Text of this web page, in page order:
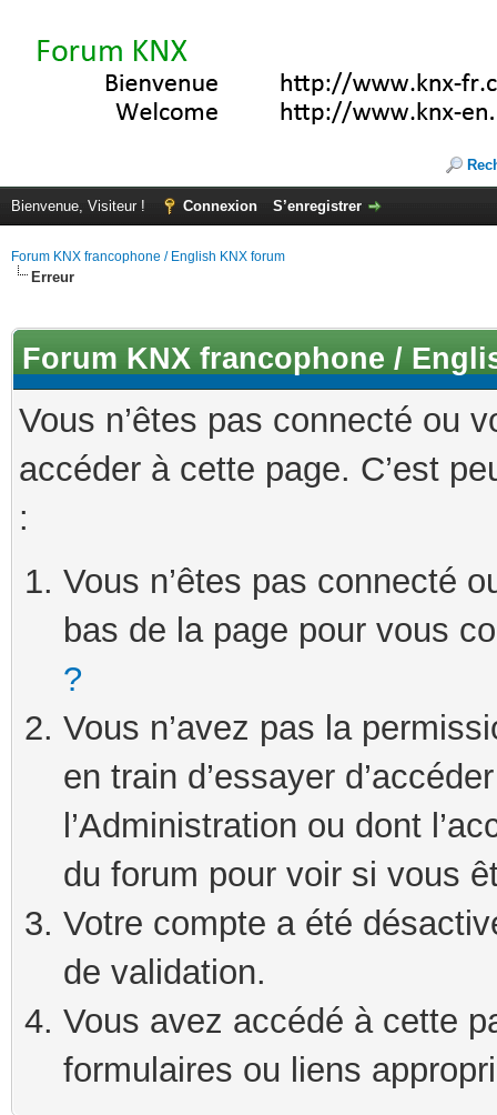
Bienvenue, Visiteur ! Connexion S’enregistrer
Forum KNX francophone / English KNX forum
Erreur
Forum KNX francophone /
Vous n’êtes pas connecté ou
accéder à cette page. C’est
:
Vous n’êtes pas connecté
bas de la page pour vous
?
Vous n’avez pas la
en train d’essayer
l’Administration ou dont
du forum pour voir si vous
Votre compte a été
de validation.
Vous avez accédé à cette
formulaires ou liens